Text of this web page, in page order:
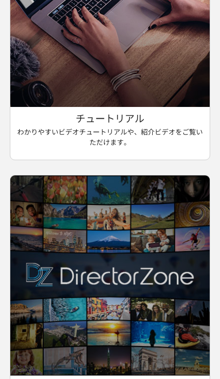
チュートリアル
わかりやすいビデオチュートリアルや、紹介ビデオをご覧い
ただけます。